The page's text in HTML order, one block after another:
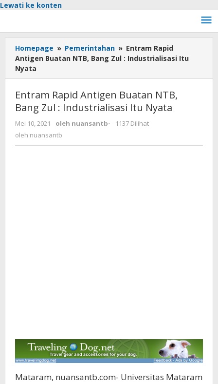
Lewati ke konten
Homepage » Pemerintahan » Entram Rapid
Antigen Buatan NTB, Bang Zul : Industrialisasi Itu
Nyata
Entram Rapid Antigen Buatan NTB,
Bang Zul : Industrialisasi Itu Nyata
Mei 10, 2021 oleh nuansantb-
1137 Dilihat
oleh nuansantb
Mataram, nuansantb.com- Universitas Mataram